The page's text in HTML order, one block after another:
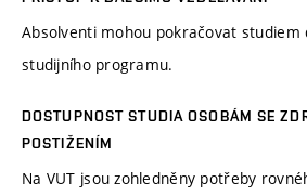
Absolventi mohou pokračovat studiem
studijního programu.
DOSTUPNOST STUDIA OSOBÁM SE
POSTIŽENÍM
Na VUT jsou zohledněny potřeby